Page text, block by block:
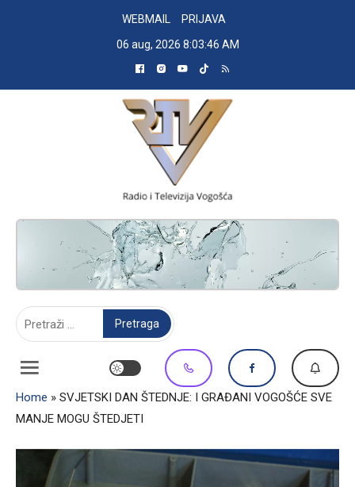
WEBMAIL
PRIJAVA
06 aug, 2026 8:03:47 AM
RADIO TELEVIZIJA VOGOŠĆA
Home » SVJETSKI DAN ŠTEDNJE: I GRAĐANI VOGOŠĆE SVE
MANJE MOGU ŠTEDJETI